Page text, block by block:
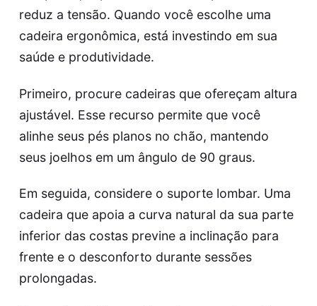
reduz a tensão. Quando você escolhe uma
cadeira ergonômica, está investindo em sua
saúde e produtividade.
Primeiro, procure cadeiras que ofereçam altura
ajustável. Esse recurso permite que você
alinhe seus pés planos no chão, mantendo
seus joelhos em um ângulo de 90 graus.
Em seguida, considere o suporte lombar. Uma
cadeira que apoia a curva natural da sua parte
inferior das costas previne a inclinação para
frente e o desconforto durante sessões
prolongadas.